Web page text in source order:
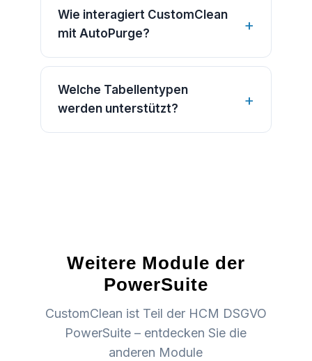
Wie interagiert CustomClean
mit AutoPurge?
Welche Tabellentypen
werden unterstützt?
Weitere Module der
PowerSuite
CustomClean ist Teil der HCM DSGVO
PowerSuite – entdecken Sie die
anderen Module